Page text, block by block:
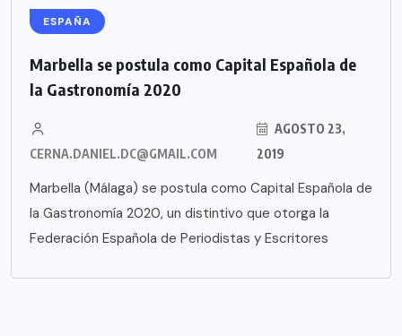
ESPAÑA
Marbella se postula como Capital Española de
la Gastronomía 2020
CERNA.DANIEL.DC@GMAIL.COM
AGOSTO 23,
2019
Marbella (Málaga) se postula como Capital Española de
la Gastronomía 2020, un distintivo que otorga la
Federación Española de Periodistas y Escritores